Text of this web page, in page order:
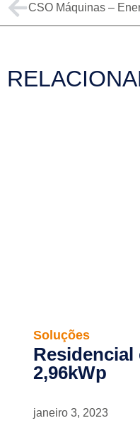
Soluções
Residencial
2,96kWp
janeiro 3, 2023